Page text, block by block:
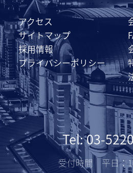
アクセス
サイトマップ
採用情報
プライバシーポリシー
Tel: 03-
受付時間 平日：